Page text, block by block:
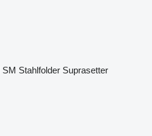
SM Stahlfolder Suprasetter